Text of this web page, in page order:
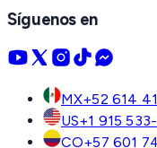
Síguenos en
MX+52 614
US+1 915
CO+57 601